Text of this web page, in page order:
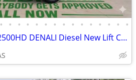
• • • • • • • • • • • • • • •
🛻2023 GMC SIERRA 2500HD DENALI Diesel New Lift Custom Packg